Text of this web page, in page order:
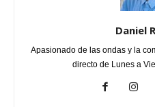
Daniel
Apasionado de las ondas y la
directo de Lunes a